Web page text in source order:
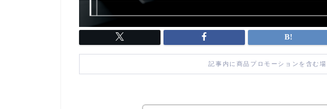
記事内に商品プロモーションを含む